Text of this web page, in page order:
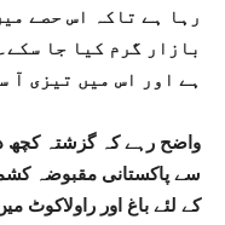
رہا ہے تاکہ اس حصے
بازار گرم کیا جا
ہے اور اس میں تیزی آ
واضح رہے کہ گزشتہ کچھ
سے پاکستانی مقبوضہ
کے لئے باغ اور راولاکوٹ